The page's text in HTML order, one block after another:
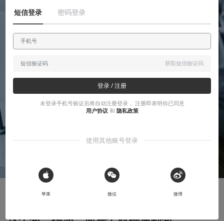
短信登录 密码登录
获取短信验证码
登录 / 注册
未登录手机号验证后将自动注册登录， 注册即表明你已同意
用户协议 和 隐私政策
使用其他账号登录
 Sign in with Apple
苹果 微信 微博